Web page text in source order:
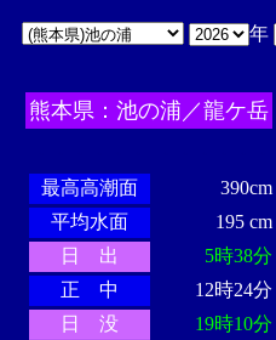
年
熊本県：池の浦／龍ケ岳
最高高潮面
390cm
平均水面
195 cm
日 出
5時38分
正 中
12時24分
日 没
19時10分